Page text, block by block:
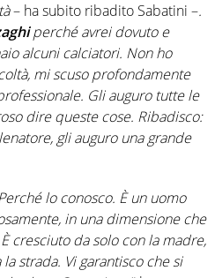
– ha subito ribadito Sabatini –.
perché avrei dovuto e
alcuni calciatori. Non ho
mi scuso profondamente
Gli auguro tutte le
dire queste cose. Ribadisco:
gli auguro una grande
lo conosco. È un uomo
in una dimensione che
cresciuto da solo con la madre,
strada. Vi garantisco che si